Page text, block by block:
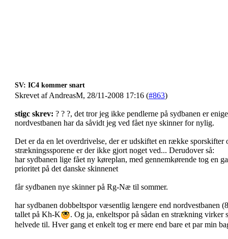
SV: IC4 kommer snart
Skrevet af AndreasM, 28/11-2008 17:16 (#863)
stigc skrev: ? ? ?, det tror jeg ikke pendlerne på sydbanen er
nordvestbanen har da såvidt jeg ved fået nye skinner for nylig.
Det er da en let overdrivelse, der er udskiftet en række
strækningssporene er der ikke gjort noget ved... Derudover så:
har sydbanen lige fået ny køreplan, med gennemkørende tog en
prioritet på det danske skinnenet
får sydbanen nye skinner på Rg-Næ til sommer.
har sydbanen dobbeltspor væsentlig længere end nordvestbanen
tallet på Kh-K
. Og ja, enkeltspor på sådan en strækning
helvede til. Hver gang et enkelt tog er mere end bare et par min